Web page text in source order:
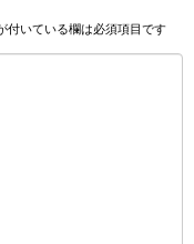
付いている欄は必須項目です